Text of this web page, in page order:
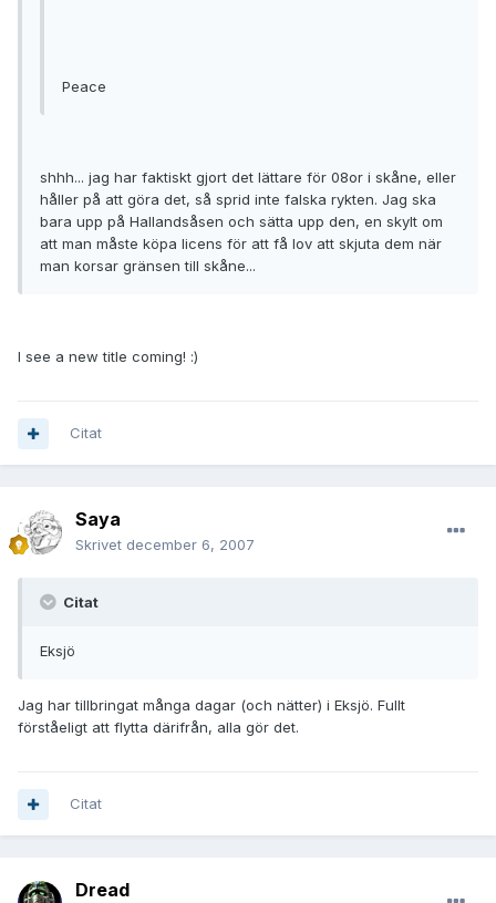
Peace
shhh... jag har faktiskt gjort det lättare för 08or i skåne, eller
håller på att göra det, så sprid inte falska rykten. Jag ska
bara upp på Hallandsåsen och sätta upp den, en skylt om
att man måste köpa licens för att få lov att skjuta dem när
man korsar gränsen till skåne...
I see a new title coming! :)
Citat
Saya
Skrivet december 6, 2007
Citat
Eksjö
Jag har tillbringat många dagar (och nätter) i Eksjö. Fullt
förståeligt att flytta därifrån, alla gör det.
Citat
Dread